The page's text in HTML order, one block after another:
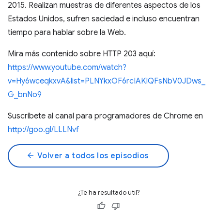
2015. Realizan muestras de diferentes aspectos de los
Estados Unidos, sufren saciedad e incluso encuentran
tiempo para hablar sobre la Web.
Mira más contenido sobre HTTP 203 aquí:
https://www.youtube.com/watch?
v=Hy6wceqkxvA&list=PLNYkxOF6rcIAKIQFsNbV0JDws_
G_bnNo9
Suscríbete al canal para programadores de Chrome en
http://goo.gl/LLLNvf
arrow_back Volver a todos los episodios
¿Te ha resultado útil?